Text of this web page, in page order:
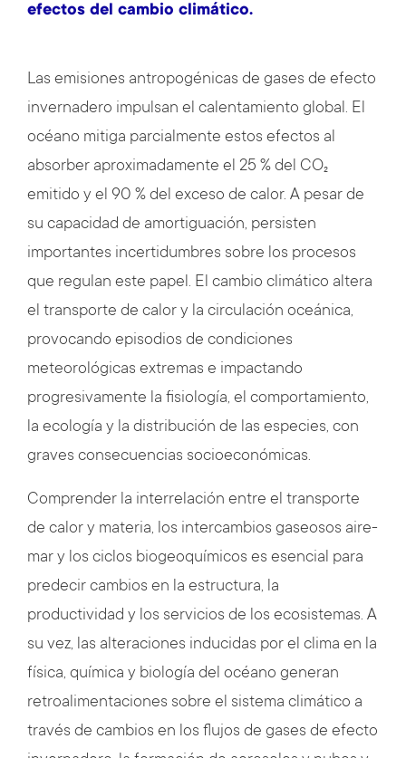
efectos del cambio climático.
Las emisiones antropogénicas de gases de efecto
invernadero impulsan el calentamiento global. El
océano mitiga parcialmente estos efectos al
absorber aproximadamente el 25 % del CO₂
emitido y el 90 % del exceso de calor. A pesar de
su capacidad de amortiguación, persisten
importantes incertidumbres sobre los procesos
que regulan este papel. El cambio climático altera
el transporte de calor y la circulación oceánica,
provocando episodios de condiciones
meteorológicas extremas e impactando
progresivamente la fisiología, el comportamiento,
la ecología y la distribución de las especies, con
graves consecuencias socioeconómicas.
Comprender la interrelación entre el transporte
de calor y materia, los intercambios gaseosos aire-
mar y los ciclos biogeoquímicos es esencial para
predecir cambios en la estructura, la
productividad y los servicios de los ecosistemas. A
su vez, las alteraciones inducidas por el clima en la
física, química y biología del océano generan
retroalimentaciones sobre el sistema climático a
través de cambios en los flujos de gases de efecto